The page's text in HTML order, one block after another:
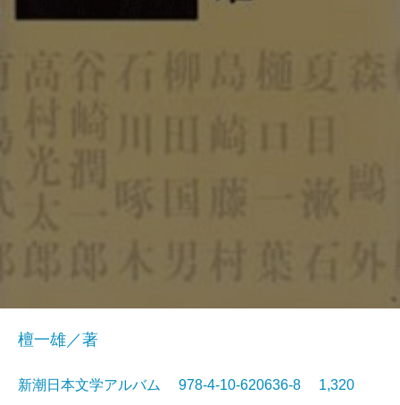
檀一雄／著
新潮日本文学アルバム 978-4-10-620636-8 1,320